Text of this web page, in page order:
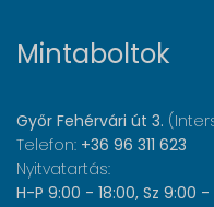
Mintaboltok
Győr Fehérvári út 3.
Telefon: +36 96 311 623
Nyitvatartás:
H-P 9:00 - 18:00, Sz 9:00 -